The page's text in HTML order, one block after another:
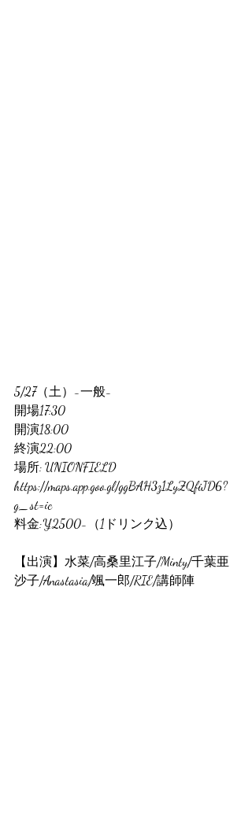
5/27（土）-一般-
開場17:30
開演18:00
終演22:00
場所: UNIONFIELD
https://maps.app.goo.gl/ggBAH3z1LyZQfiJD6?
g_st=ic
料金:¥2500-（1ドリンク込）
【出演】水菜/高桑里江子/Minty/千葉亜
沙子/Anastasia/颯一郎/RIE/講師陣